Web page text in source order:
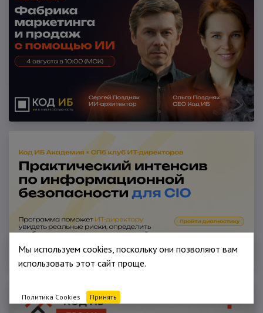
Мы используем cookies, поскольку они позволяют вам
использовать этот сайт проще.
Политика Cookies Принять